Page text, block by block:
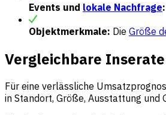
Events und lokale Nachfrage:
Objektmerkmale: Die Größe
Vergleichbare
Für eine verlässliche
in Standort, Größe, Ausstattung